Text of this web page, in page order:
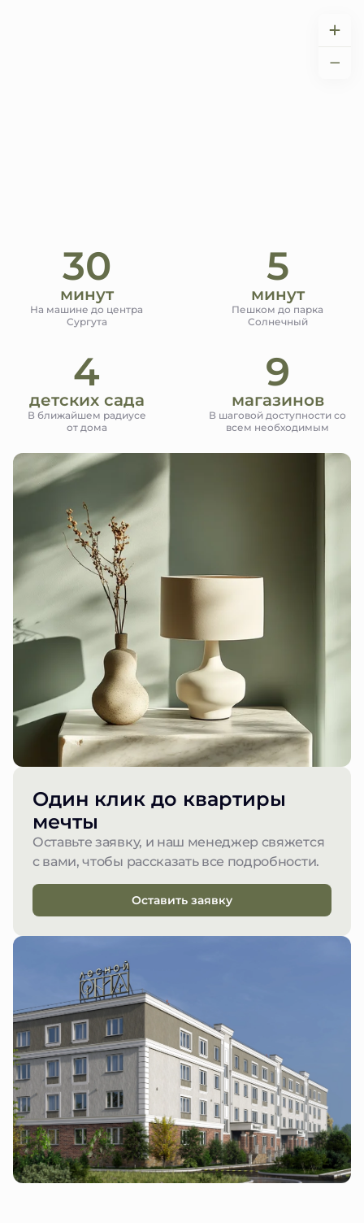
30
минут
На машине до центра
Сургута
5
минут
Пешком до парка
Солнечный
4
детских сада
В ближайшем радиусе
от дома
9
магазинов
В шаговой доступности со
всем необходимым
Один клик до квартиры
мечты
Оставьте заявку, и наш менеджер свяжется
с вами, чтобы рассказать все подробности.
Оставить заявку